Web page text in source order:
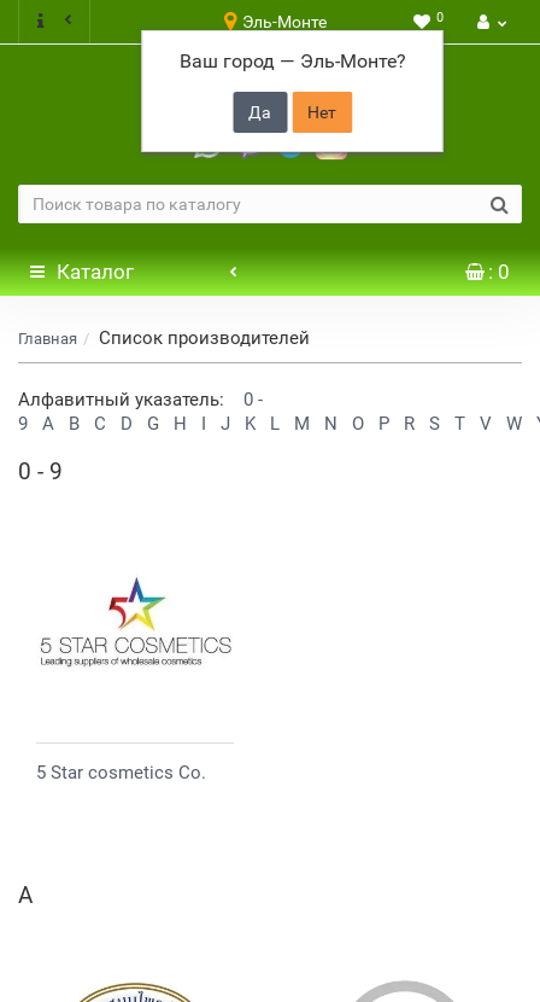
Эль-Монте
Ваш город — Эль-Монте?
0
+7 917 646 65 48
Каталог : 0
Главная Список производителей
Алфавитный указатель: 0 -
9
A B C D G H I J K L M N O P R S T V W
0 - 9
5 Star cosmetics Co.
A